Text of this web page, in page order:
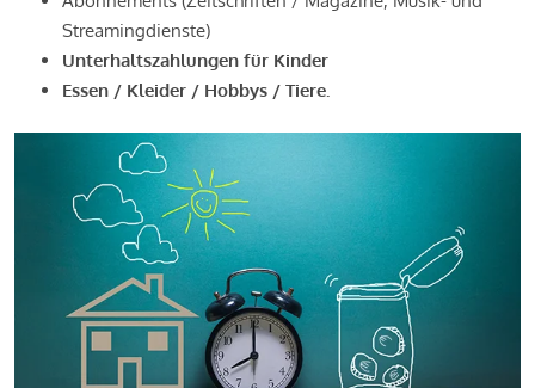
Streamingdienste)
Unterhaltszahlungen für Kinder
Essen / Kleider / Hobbys / Tiere.